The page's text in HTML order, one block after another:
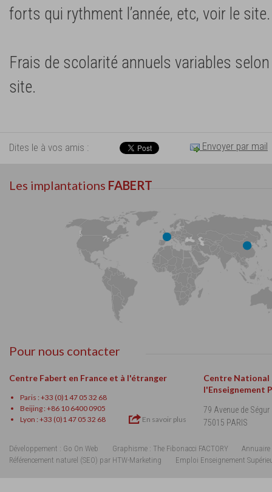
forts qui rythment l’année, etc, voir le site.
Frais de scolarité annuels variables
site.
Dites le à vos amis : Envoyer par mail
Les implantations FABERT
Pour nous contacter
Centre Fabert en France et à l'étranger
Paris : +33 (0)1 47 05 32 68
Beijing : +86 10 6400 0905
Lyon : +33 (0)1 47 05 32 68
En savoir plus
Centre National
l'Enseignement
79 Avenue de Ségur
75015 PARIS
Développement : Go On Web Graphisme : The Fibonacci FACTORY
Annuaire
Référencement naturel (SEO) par HTW-Marketing
Emploi Enseignement